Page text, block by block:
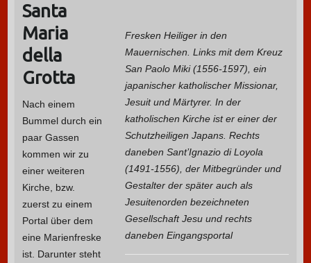
Fresken Heiliger in den
Mauernischen. Links mit dem Kreuz
San Paolo Miki (1556-1597), ein
japanischer katholischer Missionar,
Jesuit und Märtyrer. In der
katholischen Kirche ist er einer der
Schutzheiligen Japans. Rechts
daneben Sant’Ignazio di Loyola
(1491-1556), der Mitbegründer und
Gestalter der später auch als
Jesuitenorden bezeichneten
Gesellschaft Jesu und rechts
daneben Eingangsportal
Santa
Maria
della
Grotta
Nach einem
Bummel durch ein
paar Gassen
kommen wir zu
einer weiteren
Kirche, bzw.
zuerst zu einem
Portal über dem
eine Marienfreske
ist. Darunter steht